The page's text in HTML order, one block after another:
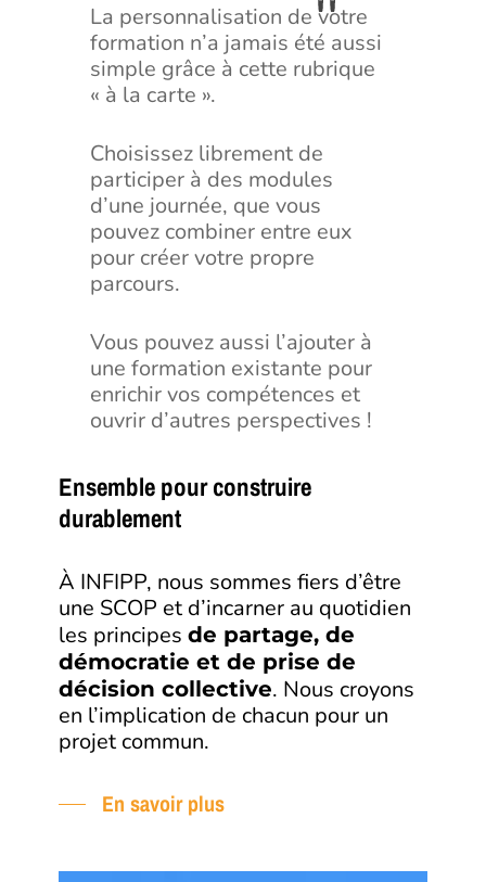
La personnalisation de votre
formation n’a jamais été aussi
simple grâce à cette rubrique
« à la carte ».
Choisissez librement de
participer à des modules
d’une journée, que vous
pouvez combiner entre eux
pour créer votre propre
parcours.
Vous pouvez aussi l’ajouter à
une formation existante pour
enrichir vos compétences et
ouvrir d’autres perspectives !
Ensemble pour construire
durablement
À INFIPP, nous sommes fiers d’être
une SCOP et d’incarner au quotidien
les principesde partage, de
démocratie et de prise de
décision collective. Nous croyons
en l’implication de chacun pour un
projet commun.
En savoir plus